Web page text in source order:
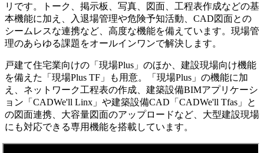
リです。トーク、掲示板、写真、図面、工程表作成などの基
本機能に加え、入退場管理や危険予知活動、CAD図面との
シームレスな連携など、高度な機能を備えています。現場管
理のあらゆる課題をオールインワンで解決します。
戸建て住宅業向けの「現場Plus」のほか、建設現場向け機能
を備えた「現場Plus TF」も用意。「現場Plus」の機能に加
え、ネットワーク工程表の作成、建築設備BIMアプリケーシ
ョン「CADWe'll Linx」や建築設備CAD「CADWe'll Tfas」と
の図面連携、大容量図面のアップロードなど、大型建設現場
にも対応できる専用機能を搭載しています。